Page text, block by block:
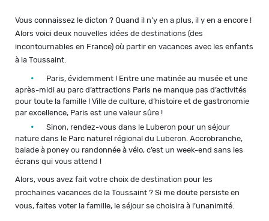
Vous connaissez le dicton ? Quand il n’y en a plus, il y en a encore !
Alors voici deux nouvelles idées de destinations (des
incontournables en France) où partir en vacances avec les enfants
à la Toussaint.
Paris, évidemment ! Entre une matinée au musée et une
après-midi au parc d’attractions Paris ne manque pas d’activités
pour toute la famille ! Ville de culture, d’histoire et de gastronomie
par excellence, Paris est une valeur sûre !
Sinon, rendez-vous dans le Luberon pour un séjour
nature dans le Parc naturel régional du Luberon. Accrobranche,
balade à poney ou randonnée à vélo, c’est un week-end sans les
écrans qui vous attend !
Alors, vous avez fait votre choix de destination pour les
prochaines vacances de la Toussaint ? Si me doute persiste en
vous, faites voter la famille, le séjour se choisira à l’unanimité.